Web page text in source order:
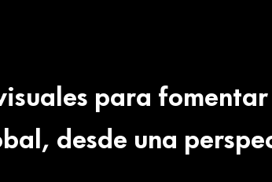
para
desde una